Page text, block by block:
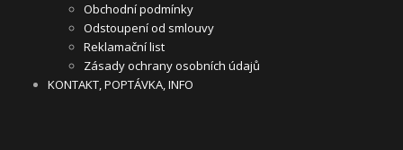
Obchodní podmínky
Odstoupení od smlouvy
Reklamační list
Zásady ochrany osobních údajů
KONTAKT, POPTÁVKA, INFO